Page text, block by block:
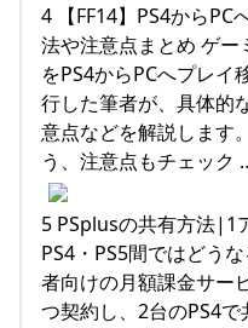
4 【FF14】PS4からPC
法や注意点まとめ ゲー
をPS4からPCへプレイ
行した筆者が、具体的
意点などを解説します
う、注意点もチェック
5 PSplusの共有方法|1
PS4・PS5間ではどう
者向けの月額課金サー
つ契約し、2台のPS4